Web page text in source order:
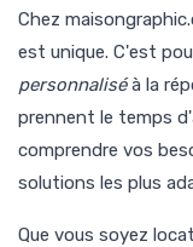
Chez
est unique. C'est
personnaliséà la
prennent le temps
comprendre vos
solutions les plus
Que vous soyez